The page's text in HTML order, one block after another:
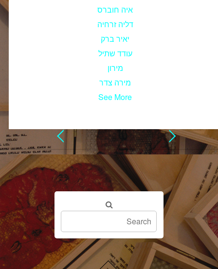
איה חוברס
דליה זרחיה
יאיר ברק
עודד שתיל
מירון
מירה צדר
See More